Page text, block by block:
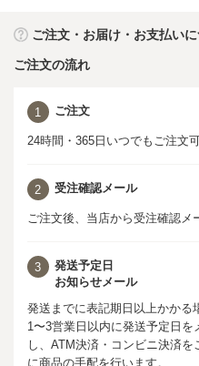
ご注文・お届け・お支払い
ご注文の流れ
1 ご注文
24時間・365日いつでもご注文可
2 受注確認メール
ご注文後、当店から受注確認メ
3
発送予定日
お知らせメール
発送までに表記期日以上かかる
1〜3営業日以内に発送予定日
し、ATM決済・コンビニ決済
に商品の手配を行います。